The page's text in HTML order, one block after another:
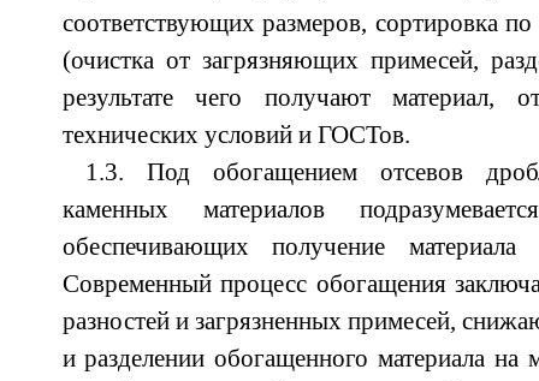
соответствующих размеров, сортировка
(очистка от загрязняющих примесей,
результате чего получают материал,
технических условий и ГОСТов.
1.3. Под обогащением отсевов
каменных материалов
обеспечивающих получение материала
Современный процесс обогащения
разностей и загрязненных примесей,
и разделении обогащенного материала